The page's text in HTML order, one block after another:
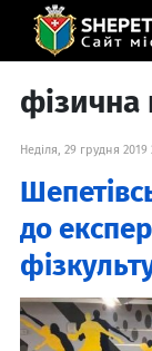
фізична
Неділя, 29 грудня 2019
до